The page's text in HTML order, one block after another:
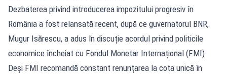
Dezbaterea privind introducerea impozitului progresiv în
România a fost relansată recent, după ce guvernatorul BNR,
Mugur Isărescu, a adus în discuție acordul privind politicile
economice încheiat cu Fondul Monetar Internațional (FMI).
Deși FMI recomandă constant renunțarea la cota unică în